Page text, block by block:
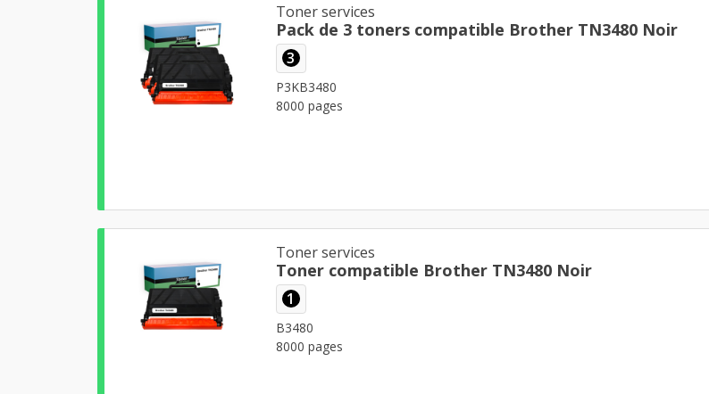
Toner services
Pack de 3 toners compatible Brother TN3480 Noir
3
P3KB3480
8000 pages
Toner services
Toner compatible Brother TN3480 Noir
1
B3480
8000 pages